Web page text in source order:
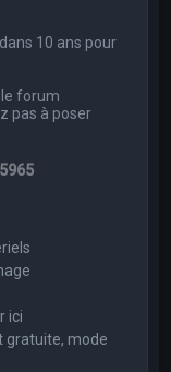
10 ans pour
forum
pas à poser
ici
gratuite, mode